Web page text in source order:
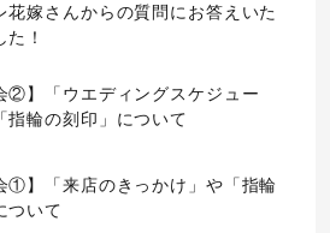
花嫁さんからの質問にお答えいた
た！
②】「ウエディングスケジュー
指輪の刻印」について
①】「来店のきっかけ」や「指輪
ついて